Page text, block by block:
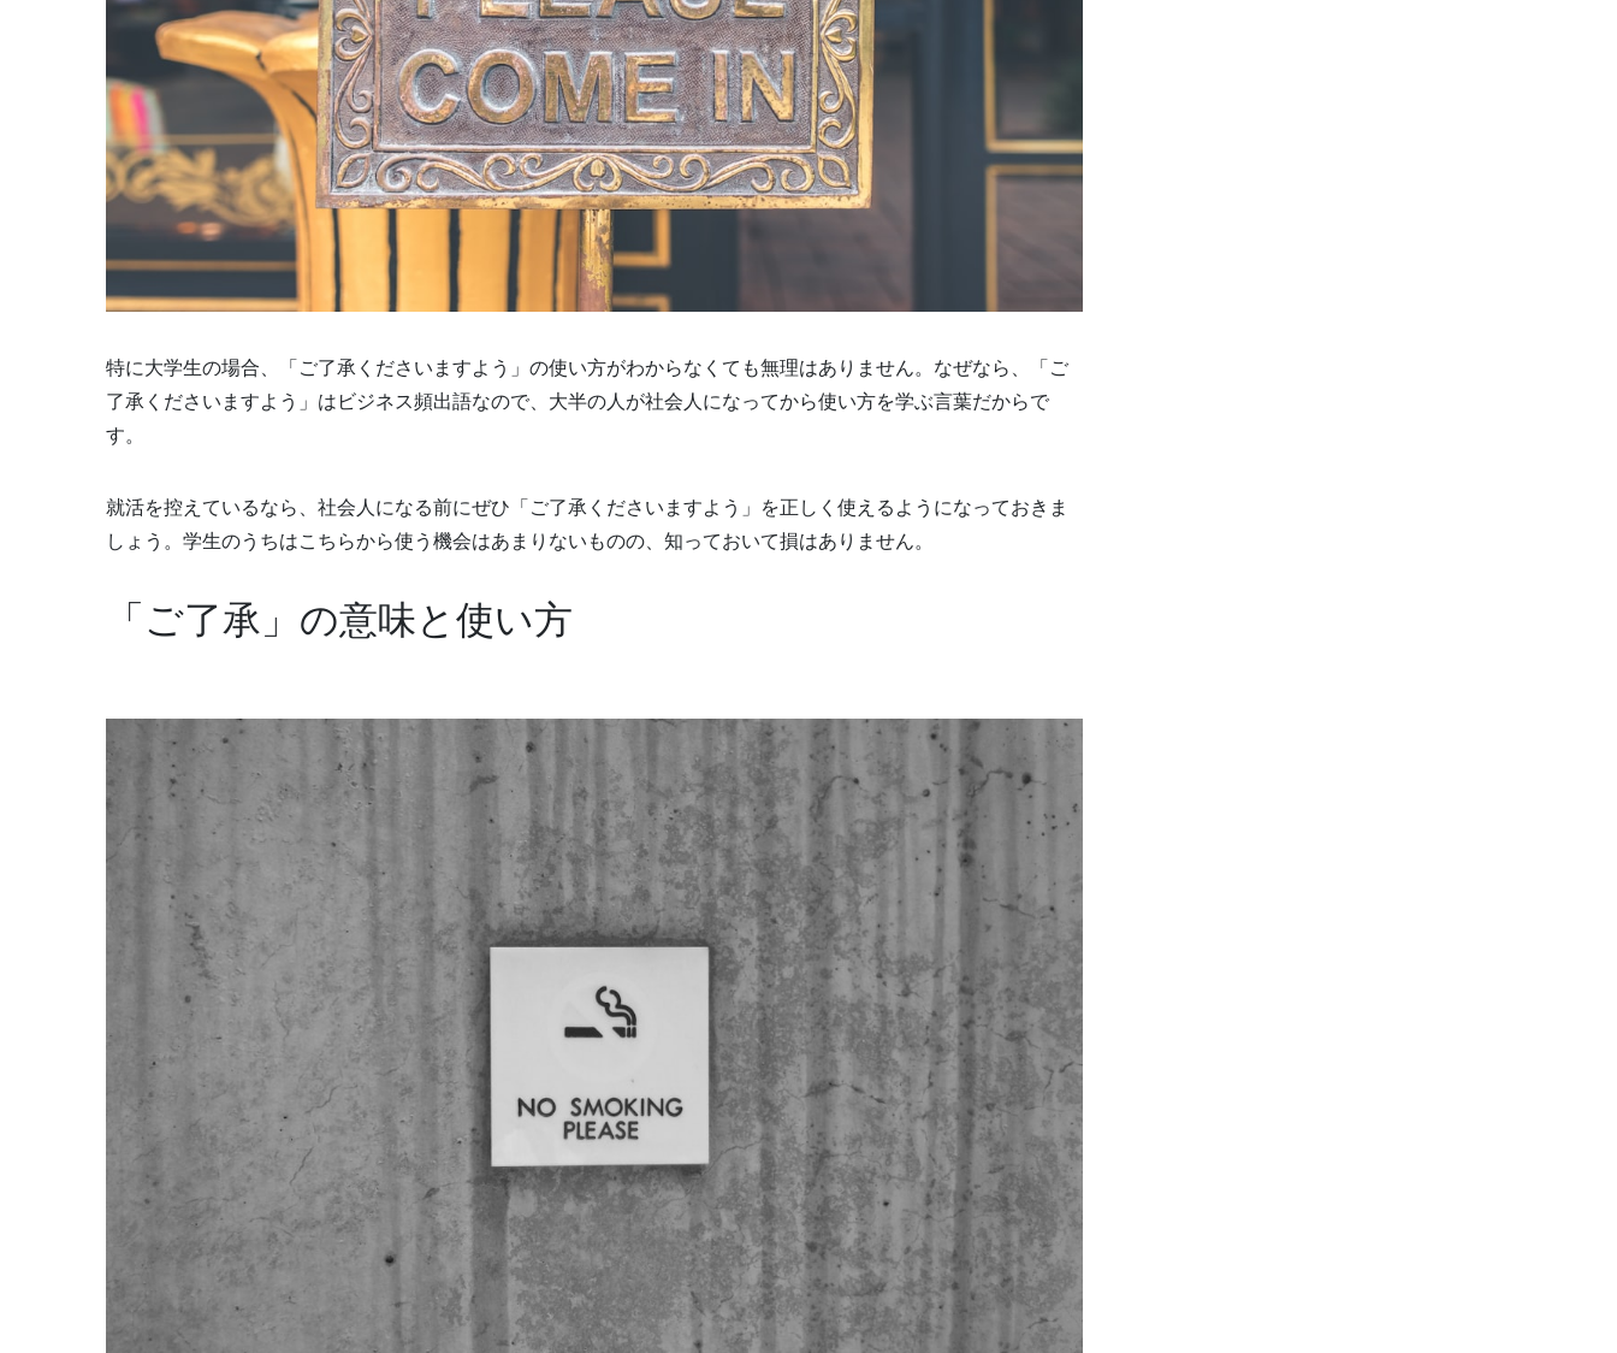
特に大学生の場合、「ご了承くださいますよう」の使い方がわからなくても無理はありません。なぜなら、「ご
了承くださいますよう」はビジネス頻出語なので、大半の人が社会人になってから使い方を学ぶ言葉だからで
す。
就活を控えているなら、社会人になる前にぜひ「ご了承くださいますよう」を正しく使えるようになっておきま
しょう。学生のうちはこちらから使う機会はあまりないものの、知っておいて損はありません。
「ご了承」の意味と使い方